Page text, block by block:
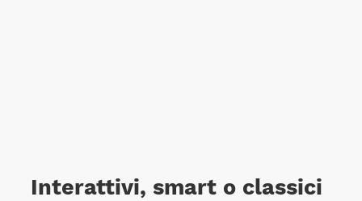
Interattivi, smart o classici